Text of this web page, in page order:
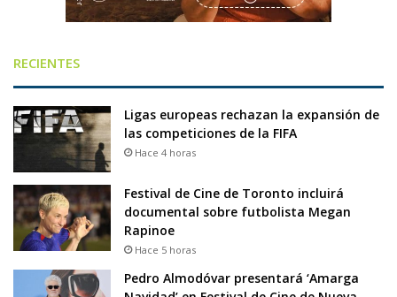
RECIENTES
Ligas europeas rechazan la expansión de
las competiciones de la FIFA
Hace 4 horas
Festival de Cine de Toronto incluirá
documental sobre futbolista Megan
Rapinoe
Hace 5 horas
Pedro Almodóvar presentará ‘Amarga